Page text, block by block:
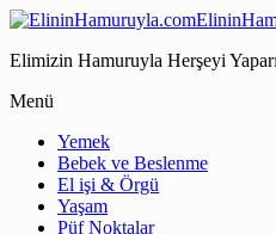
Elimizin Hamuruyla Herşeyi
Menü
Yemek
Bebek ve Beslenme
El işi & Örgü
Yaşam
Püf Noktalar